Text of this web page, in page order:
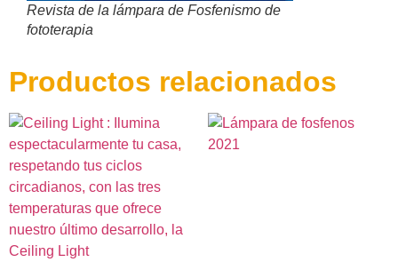
Revista de la lámpara de Fosfenismo de
fototerapia
Productos relacionados